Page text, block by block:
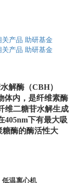
关产品 助研基金
关产品 助研基金
解酶（CBH）
体内，是纤维素酶
维二糖苷水解生成
405nm下有最大吸
糖酶的酶活性大
温离心机